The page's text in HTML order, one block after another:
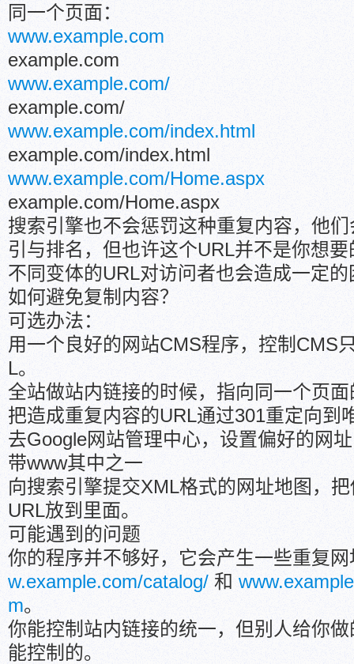
同一个页面：
www.example.com
example.com
www.example.com/
example.com/
www.example.com/index.html
example.com/index.html
www.example.com/Home.aspx
example.com/Home.aspx
搜索引擎也不会惩罚这种重复内容，他
引与排名，但也许这个URL并不是你想
不同变体的URL对访问者也会造成一定的
如何避免复制内容？
可选办法：
用一个良好的网站CMS程序，控制CMS
L。
全站做站内链接的时候，指向同一个页
把造成重复内容的URL通过301重定向到
去Google网站管理中心，设置偏好的网
带www其中之一
向搜索引擎提交XML格式的网址地图，
URL放到里面。
可能遇到的问题
你的程序并不够好，它会产生一些重复
w.example.com/catalog/ 和
m。
你能控制站内链接的统一，但别人给你
能控制的。